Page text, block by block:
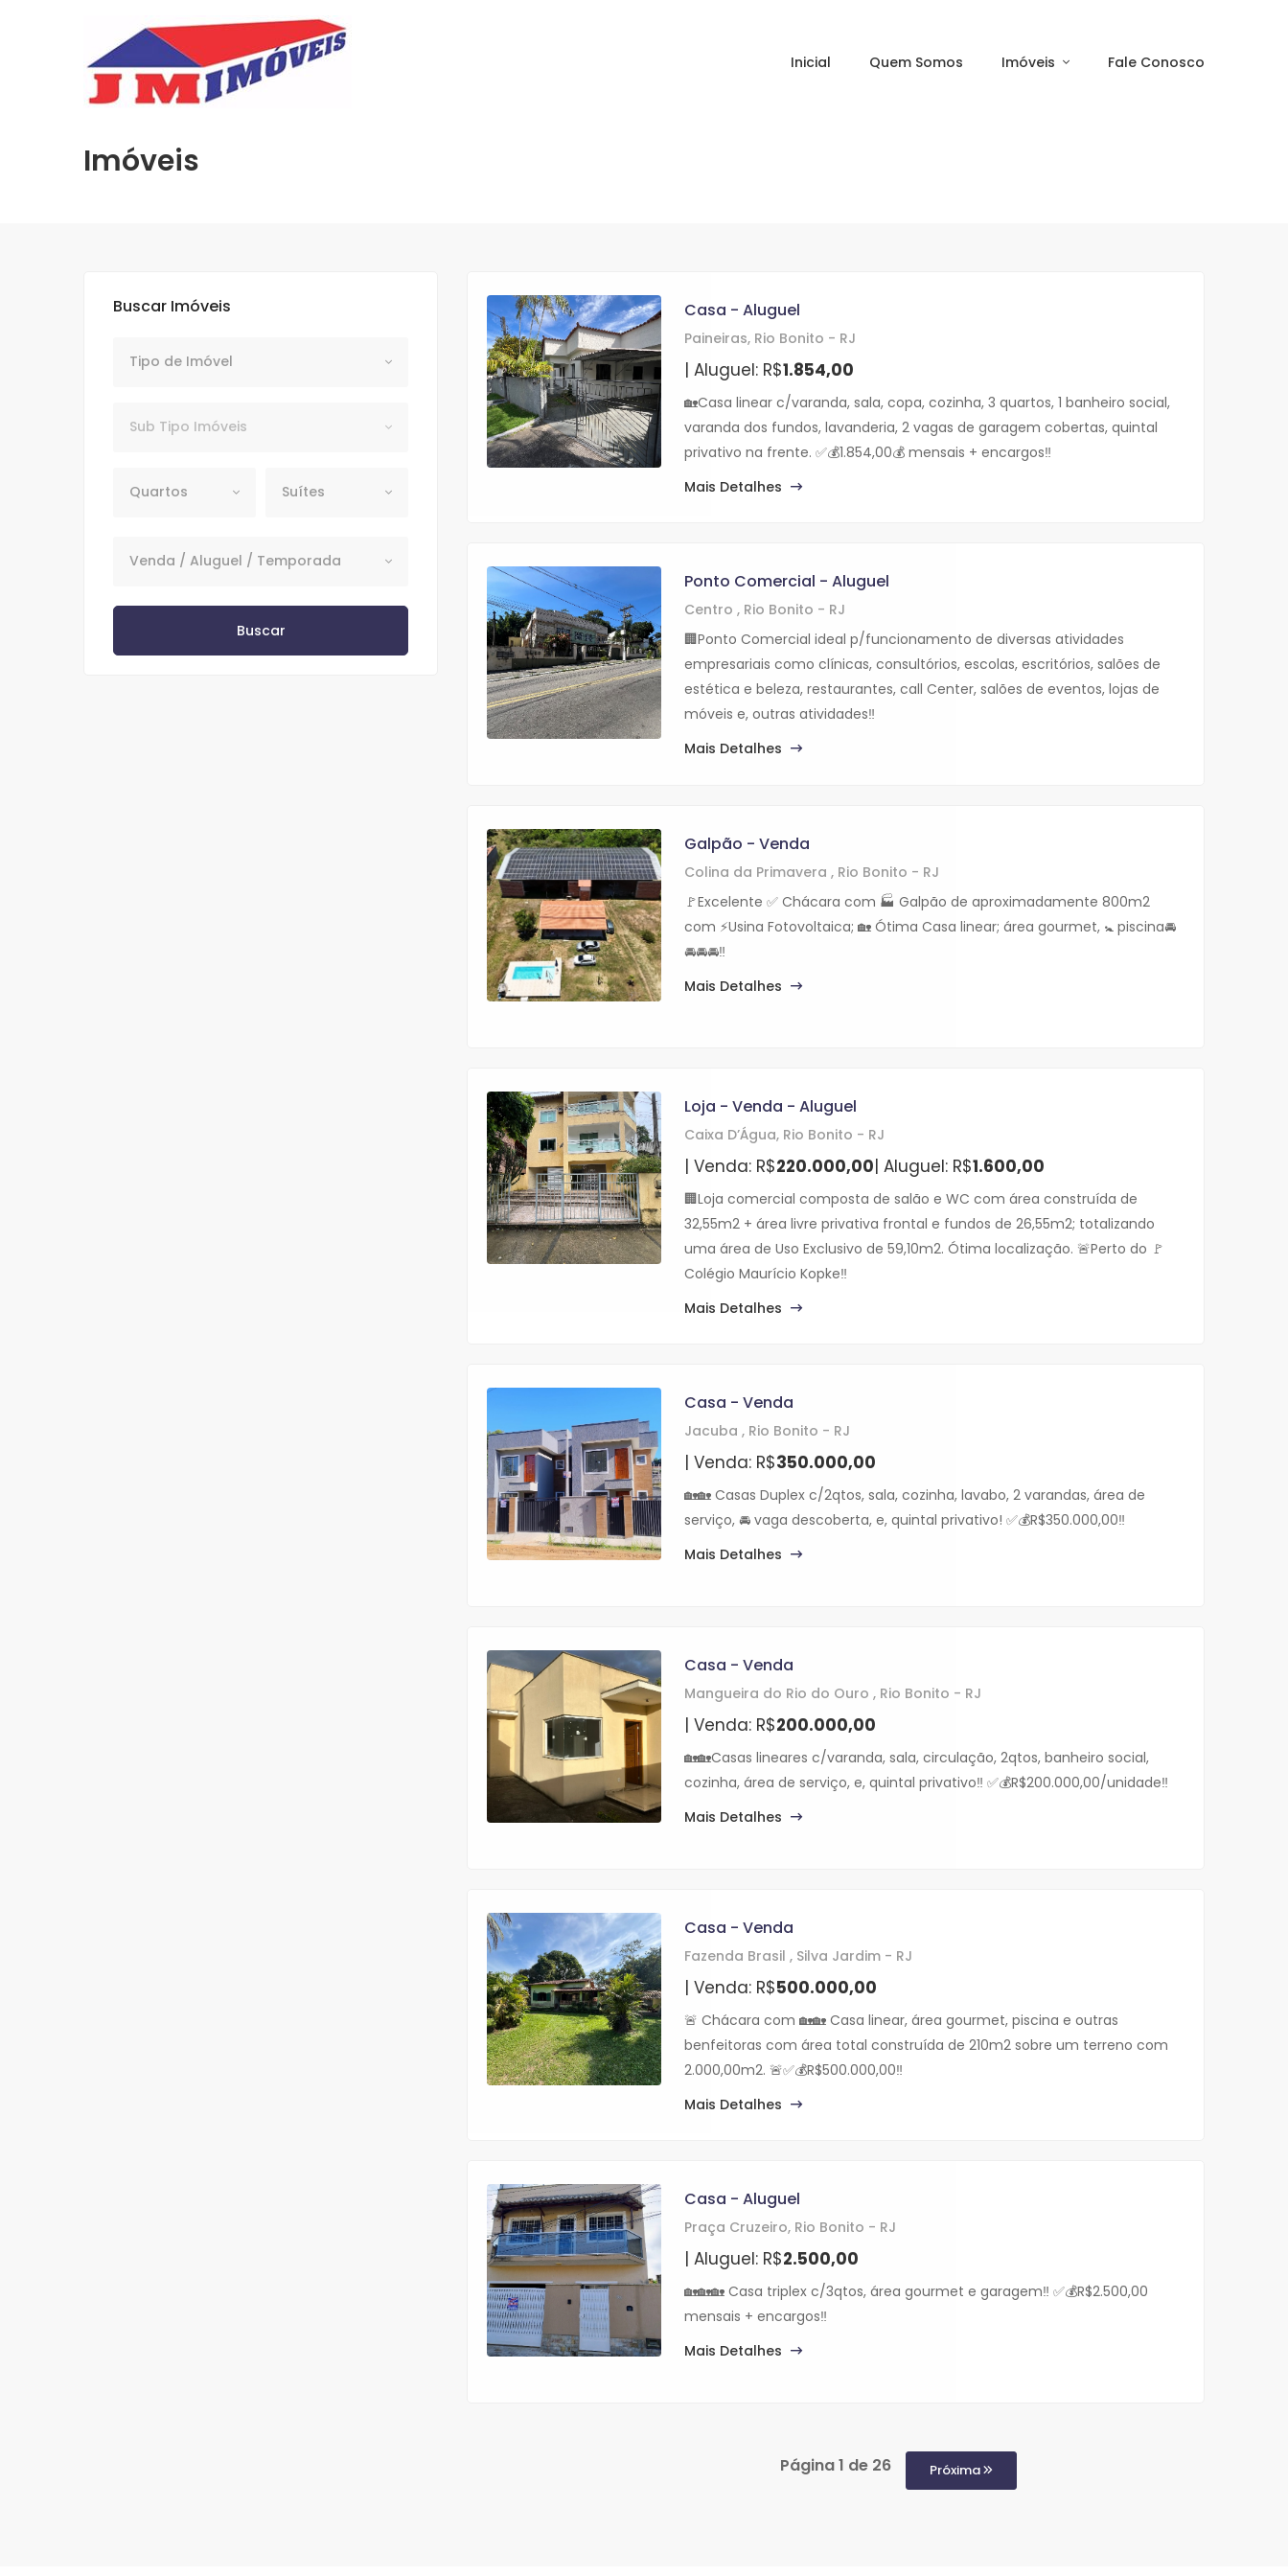
Inicial Quem Somos Imóveis Fale Conosco
Imóveis
Buscar Imóveis
Tipo de Imóvel
Sub Tipo Imóveis
Quartos Suítes
Venda / Aluguel / Temporada
Venda / Aluguel / Temporada
Buscar
Casa - Aluguel
Paineiras, Rio Bonito - RJ
| Aluguel: R$1.854,00
🏡Casa linear c/varanda, sala, copa, cozinha, 3 quartos, 1 banheiro social,
varanda dos fundos, lavanderia, 2 vagas de garagem cobertas, quintal
privativo na frente. ✅💰1.854,00💰 mensais + encargos‼️
Mais Detalhes
Ponto Comercial - Aluguel
Centro , Rio Bonito - RJ
🏢Ponto Comercial ideal p/funcionamento de diversas atividades
empresariais como clínicas, consultórios, escolas, escritórios, salões de
estética e beleza, restaurantes, call Center, salões de eventos, lojas de
móveis e, outras atividades‼️
Mais Detalhes
Galpão - Venda
Colina da Primavera , Rio Bonito - RJ
🚩Excelente ✅ Chácara com 🏭 Galpão de aproximadamente 800m2
com ⚡️Usina Fotovoltaica; 🏡 Ótima Casa linear; área gourmet, 🚼 piscina🚘
🚘🚘🚘‼️
Mais Detalhes
Loja - Venda - Aluguel
Caixa D’Água, Rio Bonito - RJ
| Venda: R$220.000,00| Aluguel: R$1.600,00
🏢Loja comercial composta de salão e WC com área construída de
32,55m2 + área livre privativa frontal e fundos de 26,55m2; totalizando
uma área de Uso Exclusivo de 59,10m2. Ótima localização. 🚨Perto do 🚩
Colégio Maurício Kopke‼️
Mais Detalhes
Casa - Venda
Jacuba , Rio Bonito - RJ
| Venda: R$350.000,00
🏡🏡 Casas Duplex c/2qtos, sala, cozinha, lavabo, 2 varandas, área de
serviço, 🚘 vaga descoberta, e, quintal privativo! ✅💰R$350.000,00‼️
Mais Detalhes
Casa - Venda
Mangueira do Rio do Ouro , Rio Bonito - RJ
| Venda: R$200.000,00
🏡🏡Casas lineares c/varanda, sala, circulação, 2qtos, banheiro social,
cozinha, área de serviço, e, quintal privativo‼️ ✅💰R$200.000,00/unidade‼️
Mais Detalhes
Casa - Venda
Fazenda Brasil , Silva Jardim - RJ
| Venda: R$500.000,00
🚨 Chácara com 🏡🏡 Casa linear, área gourmet, piscina e outras
benfeitoras com área total construída de 210m2 sobre um terreno com
2.000,00m2. 🚨✅💰R$500.000,00‼️
Mais Detalhes
Casa - Aluguel
Praça Cruzeiro, Rio Bonito - RJ
| Aluguel: R$2.500,00
🏡🏡🏡 Casa triplex c/3qtos, área gourmet e garagem‼️ ✅💰R$2.500,00
mensais + encargos‼️
Mais Detalhes
Página 1 de 26 Próxima